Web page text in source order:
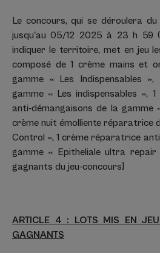
Le concours, qui se déroulera
jusqu'au 05/12 2025 à 23 h 59
indiquer le territoire, met en jeu
composé de 1 crème mains et
gamme « Les Indispensables
gamme « Les indispensables »,
anti-démangaisons de la gamme
crème nuit émolliente réparatrice
Control », 1 crème réparatrice
gamme « Epitheliale ultra repair
gagnants du jeu-concours]
ARTICLE 4 : LOTS MIS EN
GAGNANTS